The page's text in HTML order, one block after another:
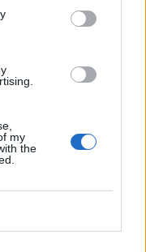
my
the
Google Newsκαι
Instagram